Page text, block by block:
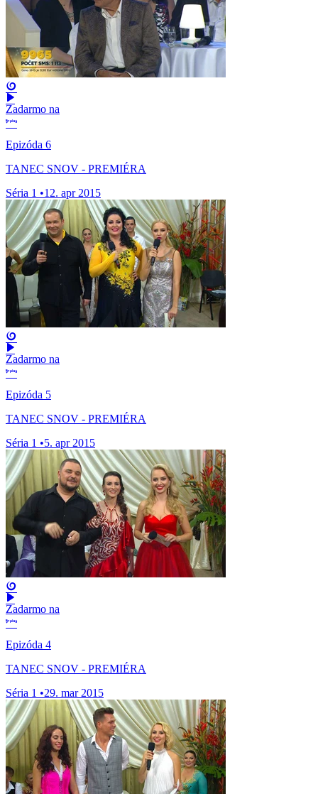
Zadarmo na
Epizóda 6
TANEC SNOV - PREMIÉRA
Séria 1 •12. apr 2015
Zadarmo na
Epizóda 5
TANEC SNOV - PREMIÉRA
Séria 1 •5. apr 2015
Zadarmo na
Epizóda 4
TANEC SNOV - PREMIÉRA
Séria 1 •29. mar 2015